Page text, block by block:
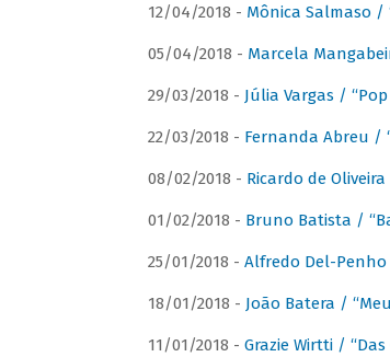
12/04/2018 - Mônica Salmaso /
05/04/2018 - Marcela
29/03/2018 - Júlia Vargas /
22/03/2018 - Fernanda Abreu /
08/02/2018 - Ricardo de Oliveira
01/02/2018 - Bruno Batista /
25/01/2018 - Alfredo Del-Penho
18/01/2018 - João Batera /
11/01/2018 - Grazie Wirtti /